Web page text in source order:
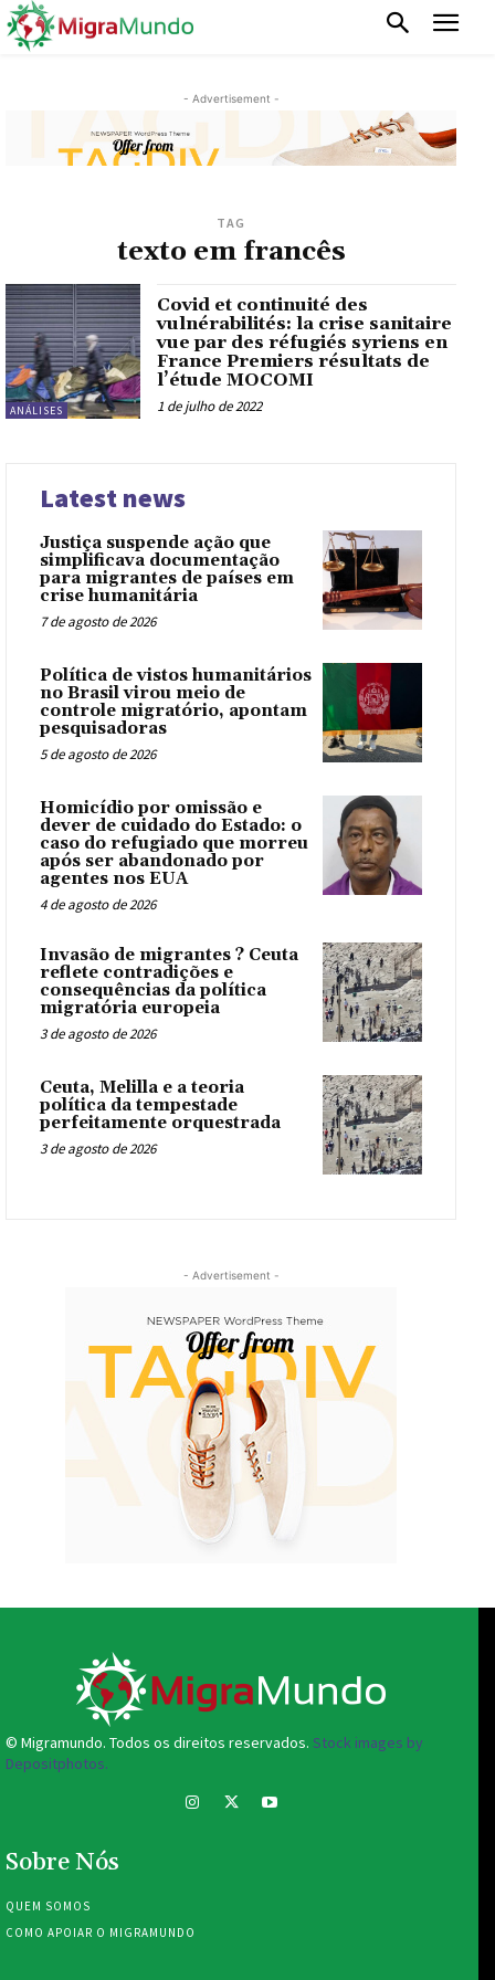
- Advertisement -
TAG
texto em francês
ANÁLISES
Covid et continuité des
vulnérabilités: la crise sanitaire
vue par des réfugiés syriens en
France Premiers résultats de
l’étude MOCOMI
1 de julho de 2022
Latest news
Justiça suspende ação que
simplificava documentação
para migrantes de países em
crise humanitária
7 de agosto de 2026
Política de vistos humanitários
no Brasil virou meio de
controle migratório, apontam
pesquisadoras
5 de agosto de 2026
Homicídio por omissão e
dever de cuidado do Estado: o
caso do refugiado que morreu
após ser abandonado por
agentes nos EUA
4 de agosto de 2026
Invasão de migrantes ? Ceuta
reflete contradições e
consequências da política
migratória europeia
3 de agosto de 2026
Ceuta, Melilla e a teoria
política da tempestade
perfeitamente orquestrada
3 de agosto de 2026
- Advertisement -
© Migramundo. Todos os direitos reservados. Stock images by
Depositphotos.
Sobre Nós
QUEM SOMOS
COMO APOIAR O MIGRAMUNDO